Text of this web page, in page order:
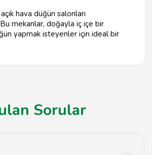
hava düğün salonları
mekanlar, doğayla iç içe bir
yapmak isteyenler için ideal bir
Sorular